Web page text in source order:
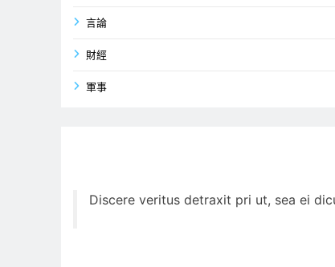
言論
財經
軍事
Discere veritus detraxit pri ut, sea ei